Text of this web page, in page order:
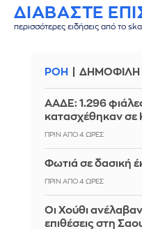
ΔΙΑΒΑΣΤΕ
περισσότερες ειδήσεις από το
ΡΟΗ ΔΗΜΟΦΙΛΗ
ΑΑΔΕ: 1.296
κατασχέθηκαν σε
ΠΡΙΝ ΑΠΌ 4 ΏΡΕΣ
Φωτιά σε δασική
ΠΡΙΝ ΑΠΌ 4 ΏΡΕΣ
Οι Χούθι
επιθέσεις στη